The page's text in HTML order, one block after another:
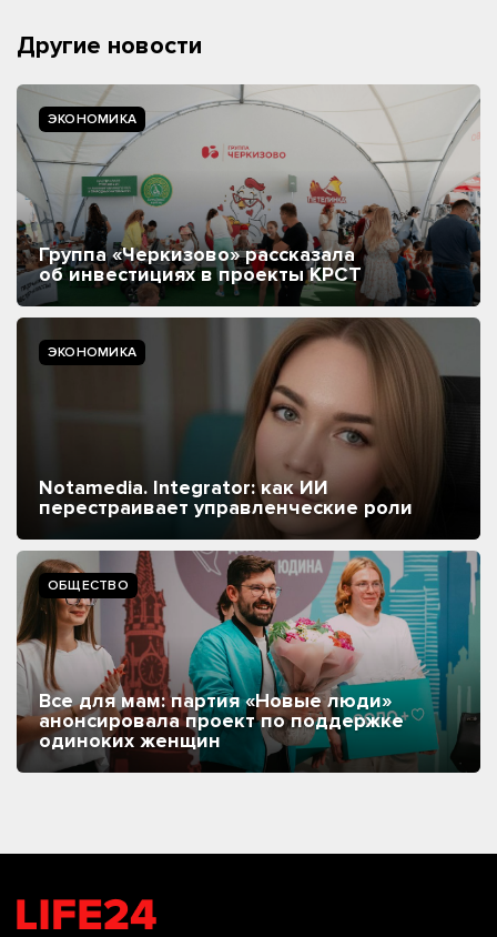
Другие новости
ЭКОНОМИКА
Группа «Черкизово» рассказала
об инвестициях в проекты КРСТ
ЭКОНОМИКА
Notamedia. Integrator: как ИИ
перестраивает управленческие роли
ОБЩЕСТВО
Все для мам: партия «Новые люди»
анонсировала проект по поддержке
одиноких женщин